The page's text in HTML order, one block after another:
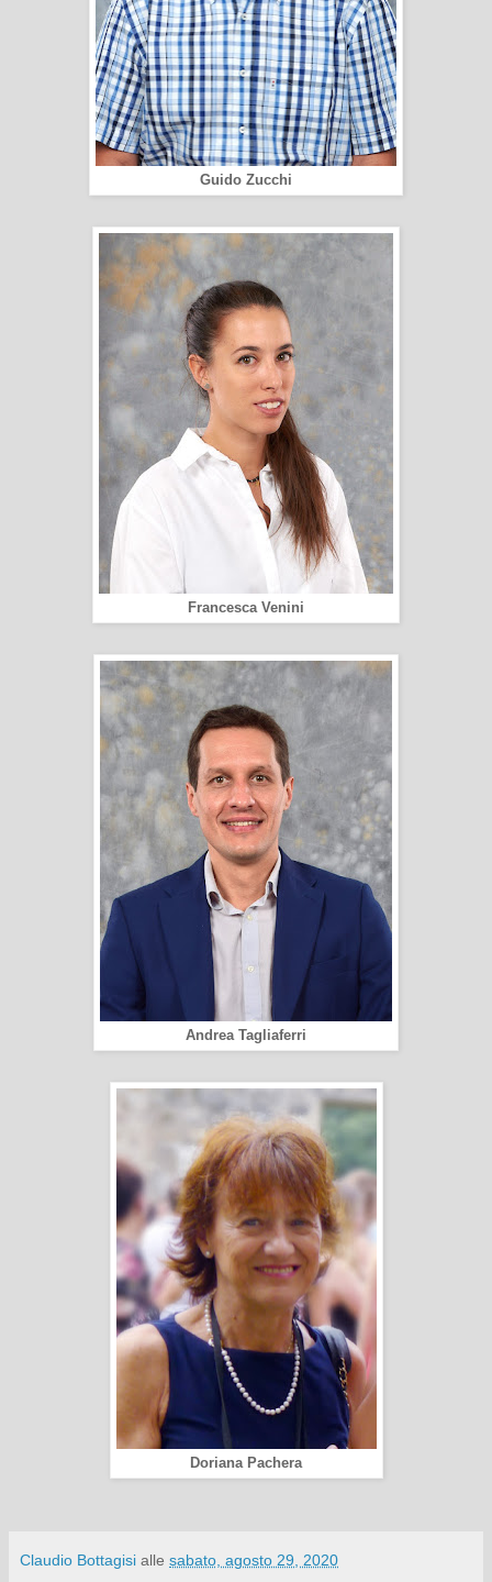
Guido Zucchi
Francesca Venini
Andrea Tagliaferri
Doriana Pachera
Claudio Bottagisi alle sabato, agosto 29, 2020